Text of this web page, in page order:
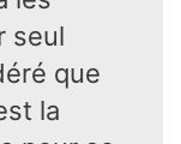
seul
que
la